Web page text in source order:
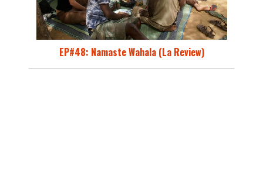
EP#48: Namaste Wahala (La Review)